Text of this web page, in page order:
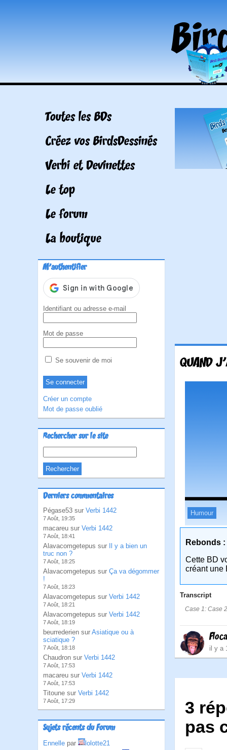
Toutes les BDs
Créez vos BirdsDessinés
Verbi et Devinettes
Le top
Le forum
La boutique
M'authentifier
Identifiant ou adresse e-mail
Mot de passe
Se souvenir de moi
Créer un compte
Mot de passe oublié
Rechercher sur le site
Derniers commentaires
Pégase53 sur Verbi 1442
7 Août, 19:35
macareu sur Verbi 1442
7 Août, 18:41
Alavacomgetepus sur
Il y a bien un
truc non ?
7 Août, 18:25
Alavacomgetepus sur Ça va dégommer
!
7 Août, 18:23
Alavacomgetepus sur Verbi 1442
7 Août, 18:21
Alavacomgetepus sur Verbi 1442
7 Août, 18:19
beurrederien sur Asiatique ou à
sciatique ?
7 Août, 18:18
Chaudron sur Verbi 1442
7 Août, 17:53
macareu sur Verbi 1442
7 Août, 17:53
Titoune sur Verbi 1442
7 Août, 17:29
Sujets récents du Forum
Ennelle par
lolotte21
QUAND
Humour
Rebonds :
Cette BD
créant une
Transcript
Case 1: Case
il y a
3
pas